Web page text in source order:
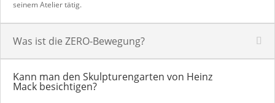
seinem Atelier tätig.
Was ist die ZERO-Bewegung?
Kann man den Skulpturengarten von Heinz
Mack besichtigen?